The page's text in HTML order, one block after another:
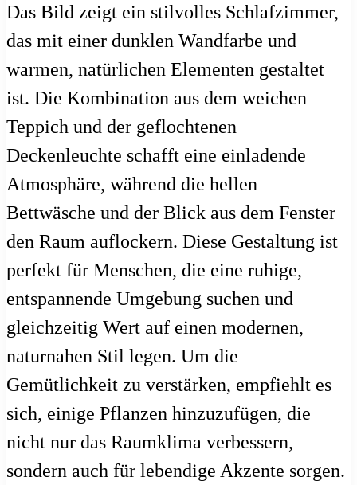
Das Bild zeigt ein stilvolles Schlafzimmer,
das mit einer dunklen Wandfarbe und
warmen, natürlichen Elementen gestaltet
ist. Die Kombination aus dem weichen
Teppich und der geflochtenen
Deckenleuchte schafft eine einladende
Atmosphäre, während die hellen
Bettwäsche und der Blick aus dem Fenster
den Raum auflockern. Diese Gestaltung ist
perfekt für Menschen, die eine ruhige,
entspannende Umgebung suchen und
gleichzeitig Wert auf einen modernen,
naturnahen Stil legen. Um die
Gemütlichkeit zu verstärken, empfiehlt es
sich, einige Pflanzen hinzuzufügen, die
nicht nur das Raumklima verbessern,
sondern auch für lebendige Akzente sorgen.